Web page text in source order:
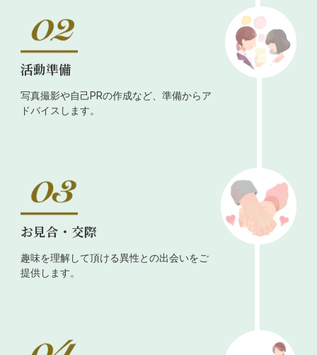
活動準備
写真撮影や自己PRの作成など、準備からア
ドバイスします。
お見合・交際
趣味を理解して頂ける異性との出会いをご
提供します。